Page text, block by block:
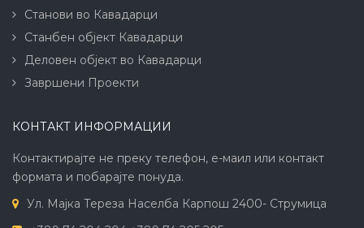
Станови во Кавадарци
Станбен објект Кавадарци
Деловен објект во Кавадарци
Завршени Проекти
КОНТАКТ ИНФОРМАЦИИ
Контактирајте не преку телефон, е-маил или контакт
формата и побарајте понуда.
Ул. Мајка Тереза Населба Карпош 2400- Струмица